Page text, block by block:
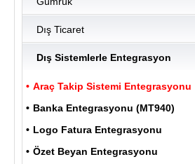
ULUKOM
Dış Ticaret
Dış Sistemlerle Entegrasyon
Araç Takip Sistemi Entegrasyonu
Banka Entegrasyonu (MT940)
Logo Fatura Entegrasyonu
Özet Beyan Entegrasyonu